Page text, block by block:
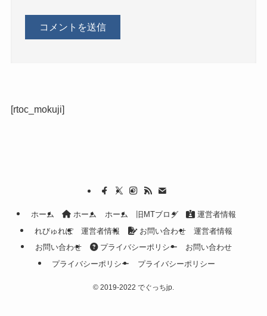
[rtoc_mokuji]
ホーム ホーム ホーム 旧MTブログ
運営者情報
れびゅれぽ
運営者情報 お問い合わせ
運営者情報
お問い合わせ
プライバシーポリシー
お問い合わせ
プライバシーポリシー
プライバシーポリシー
© 2019-2022 でぐっちjp.